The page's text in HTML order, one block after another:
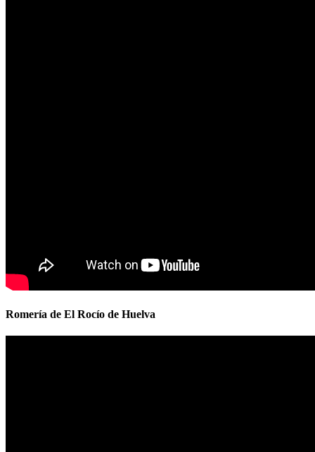
Romería de El Rocío de Huelva